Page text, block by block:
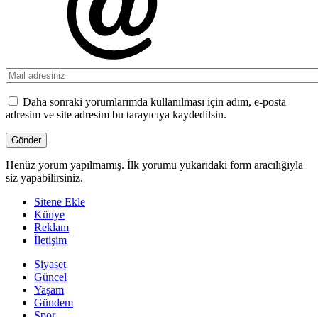
Daha sonraki yorumlarımda kullanılması için adım, e-posta
adresim ve site adresim bu tarayıcıya kaydedilsin.
Henüz yorum yapılmamış. İlk yorumu yukarıdaki form aracılığıyla
siz yapabilirsiniz.
Sitene Ekle
Künye
Reklam
İletişim
Siyaset
Güncel
Yaşam
Gündem